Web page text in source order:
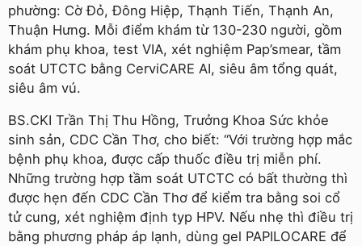
phường: Cờ Đỏ, Đông Hiệp, Thạnh Tiến, Thạnh An,
Thuận Hưng. Mỗi điểm khám từ 130-230 người, gồm
khám phụ khoa, test VIA, xét nghiệm Pap’smear, tầm
soát UTCTC bằng CerviCARE AI, siêu âm tổng quát,
siêu âm vú.
BS.CKI Trần Thị Thu Hồng, Trưởng Khoa Sức khỏe
sinh sản, CDC Cần Thơ, cho biết: “Với trường hợp mắc
bệnh phụ khoa, được cấp thuốc điều trị miễn phí.
Những trường hợp tầm soát UTCTC có bất thường thì
được hẹn đến CDC Cần Thơ để kiểm tra bằng soi cổ
tử cung, xét nghiệm định typ HPV. Nếu nhẹ thì điều trị
bằng phương pháp áp lạnh, dùng gel PAPILOCARE để